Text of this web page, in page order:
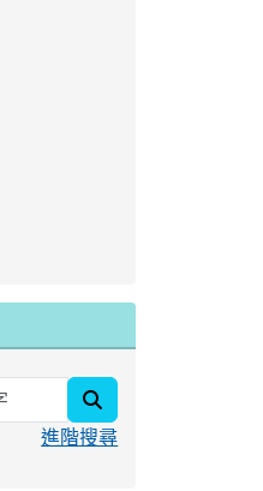
進階搜尋